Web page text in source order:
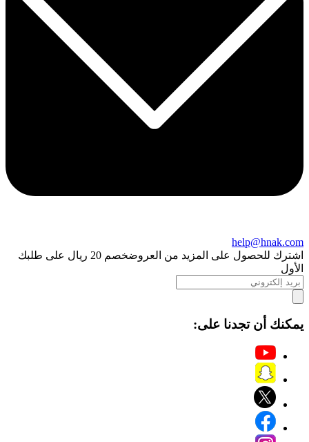
help@hnak.com
اشترك للحصول على المزيد من العروض
خصم 20 ريال على طلبك
الأول
يمكنك أن تجدنا على: